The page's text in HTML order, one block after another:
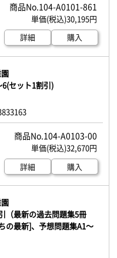
104-A0101-861
30,195円
詳細
購入
セット1割引)
104-A0103-00
32,670円
詳細
購入
最新の過去問題集5冊
の最新]、予想問題集A1～